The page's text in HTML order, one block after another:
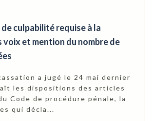
culpabilité requise à la
voix et mention du nombre de
a jugé le 24 mai dernier
les dispositions des articles
Code de procédure pénale, la
qui décla...